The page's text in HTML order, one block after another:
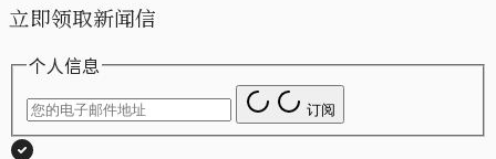
立即领取新闻信
个人信息
订阅